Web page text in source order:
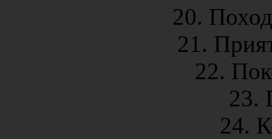
20.
21.
22.
23.
24.